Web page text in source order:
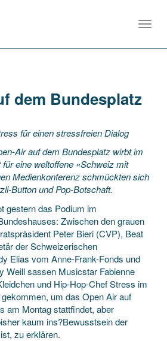
dem Bundesplatz
für einen stressfreien Dialog
Air auf dem Bundesplatz wirbt im
für eine weltoffene «Schweiz mit
Medienkonferenz schmückten sich
Buttonund Pop-Botschaft.
gestern das Podium im
Zwischen den grauen
Peter Bieri (CVP), Beat
der Schweizerischen
Elias vom Anne-Frank-Fonds und
Weill sassen Musicstar Fabienne
und Hip-Hop-Chef Stress im
um das Open Air auf
am Montag stattfindet, aber
kaum ins?Bewusstsein der
zu erklären.